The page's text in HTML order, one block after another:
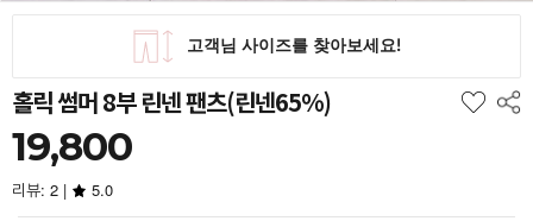
홀릭 썸머 8부 린넨 팬츠(린넨65%)
19,800
리뷰: 2 | 5.0